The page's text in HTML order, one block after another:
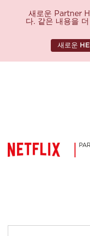
새로운 Partner
다. 같은 내용을
새로운